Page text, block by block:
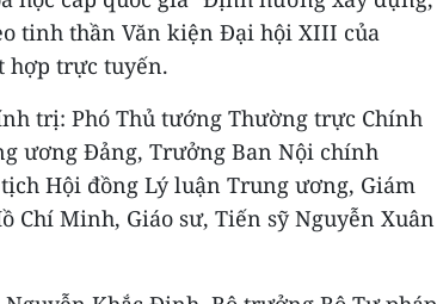
tinh thần Văn kiện Đại hội XIII của
hợp trực tuyến.
trị: Phó Thủ tướng Thường trực Chính
ương Đảng, Trưởng Ban Nội chính
Hội đồng Lý luận Trung ương, Giám
Chí Minh, Giáo sư, Tiến sỹ Nguyễn Xuân